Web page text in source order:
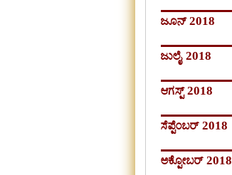
ಜೂನ್ 2018
ಜುಲೈ 2018
ಆಗಸ್ಟ್ 2018
ಸೆಪ್ಟೆಂಬರ್ 2018
ಅಕ್ಟೋಬರ್ 2018